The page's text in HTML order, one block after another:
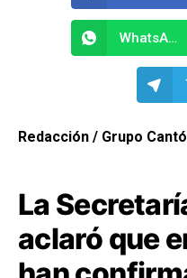
WhatsApp
Redacción / Grupo
La
aclaró que